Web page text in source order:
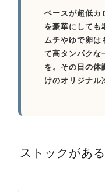
ベースが超低カ
を豪華にしても
ムチやゆで卵は
て高タンパクな
を。その日の体
けのオリジナル
ストックがあ